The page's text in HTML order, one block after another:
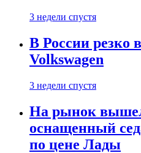
3 недели спустя
В России резко
Volkswagen
3 недели спустя
На рынок
оснащенный
по цене Лады